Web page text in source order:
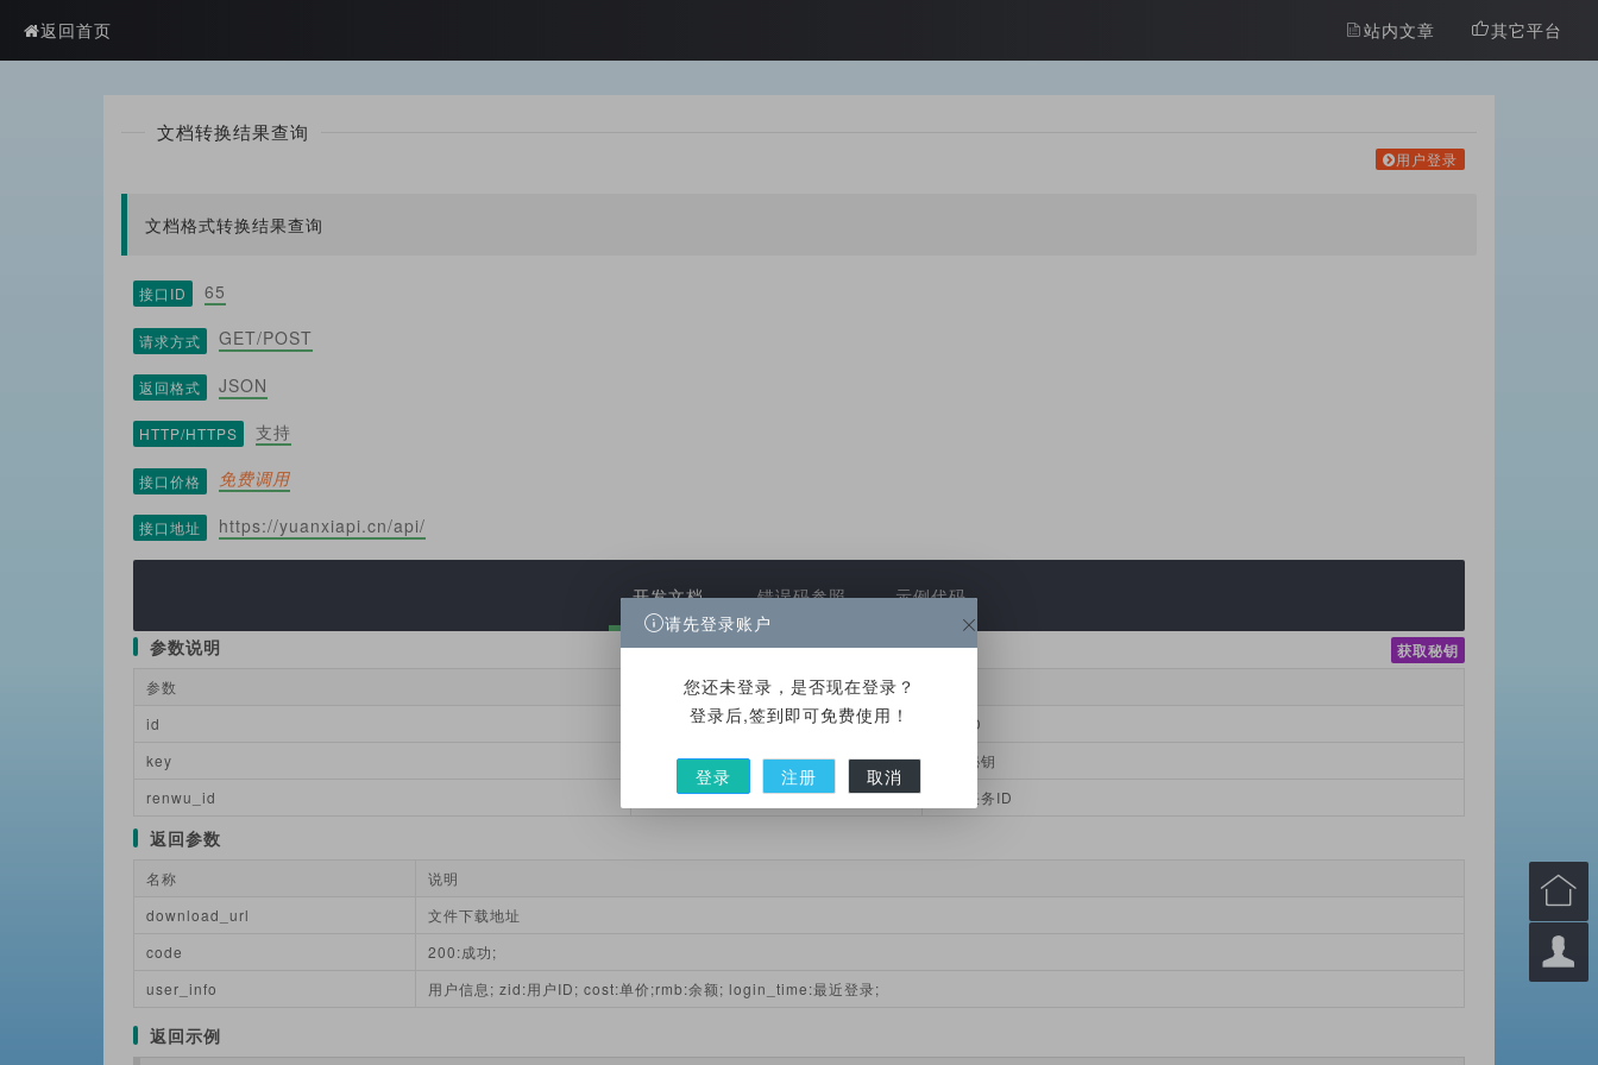
返回首页 站内文章 其它平台
文档转换结果查询
用户登录
文档格式转换结果查询
接口ID 65
请求方式 GET/POST
返回格式 JSON
HTTP/HTTPS 支持
接口价格 免费调用
接口地址 https://yuanxiapi.cn/api/
开发文档 错误码参照 示例代码
参数说明 获取秘钥
参数
id
接口ID
key
对接秘钥
renwu_id
转换任务ID
返回参数
名称
说明
download_url
文件下载地址
code
200:成功;
user_info
用户信息; zid:用户ID; cost:单价;rmb:余额; login_time:最近登录;
返回示例


请先登录账户
您还未登录，是否现在登录？
登录后,签到即可免费使用！
登录 注册 取消